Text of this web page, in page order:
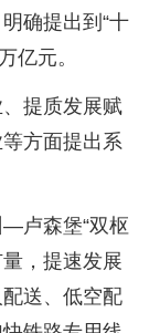
确提出到“十
亿元。
、提质发展赋
方面提出系
卢森堡“双枢
，提速发展
送、低空配